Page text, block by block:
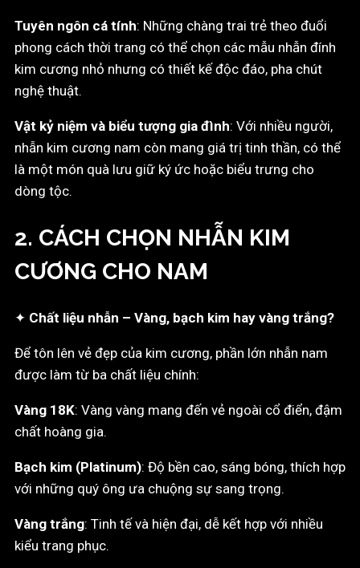
Tuyên ngôn cá tính: Những chàng trai trẻ theo đuổi
phong cách thời trang có thể chọn các mẫu nhẫn đính
kim cương nhỏ nhưng có thiết kế độc đáo, pha chút
nghệ thuật.
Vật kỷ niệm và biểu tượng gia đình: Với nhiều người,
nhẫn kim cương nam còn mang giá trị tinh thần, có thể
là một món quà lưu giữ ký ức hoặc biểu trưng cho
dòng tộc.
2. CÁCH CHỌN NHẪN KIM
CƯƠNG CHO NAM
✦ Chất liệu nhẫn – Vàng, bạch kim hay vàng trắng?
Để tôn lên vẻ đẹp của kim cương, phần lớn nhẫn nam
được làm từ ba chất liệu chính:
Vàng 18K: Vàng vàng mang đến vẻ ngoài cổ điển, đậm
chất hoàng gia.
Bạch kim (Platinum): Độ bền cao, sáng bóng, thích hợp
với những quý ông ưa chuộng sự sang trọng.
Vàng trắng: Tinh tế và hiện đại, dễ kết hợp với nhiều
kiểu trang phục.